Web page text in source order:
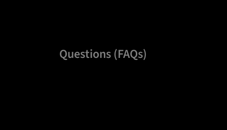
Questions (FAQs)